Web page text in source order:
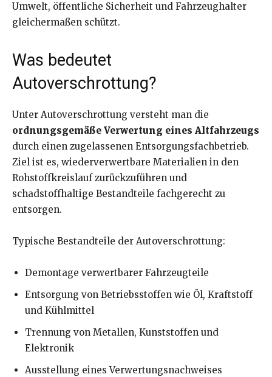
Umwelt, öffentliche Sicherheit und Fahrzeughalter
gleichermaßen schützt.
Was bedeutet
Autoverschrottung?
Unter Autoverschrottung versteht man die
ordnungsgemäße Verwertung eines Altfahrzeugs
durch einen zugelassenen Entsorgungsfachbetrieb.
Ziel ist es, wiederverwertbare Materialien in den
Rohstoffkreislauf zurückzuführen und
schadstoffhaltige Bestandteile fachgerecht zu
entsorgen.
Typische Bestandteile der Autoverschrottung:
Demontage verwertbarer Fahrzeugteile
Entsorgung von Betriebsstoffen wie Öl, Kraftstoff
und Kühlmittel
Trennung von Metallen, Kunststoffen und
Elektronik
Ausstellung eines Verwertungsnachweises